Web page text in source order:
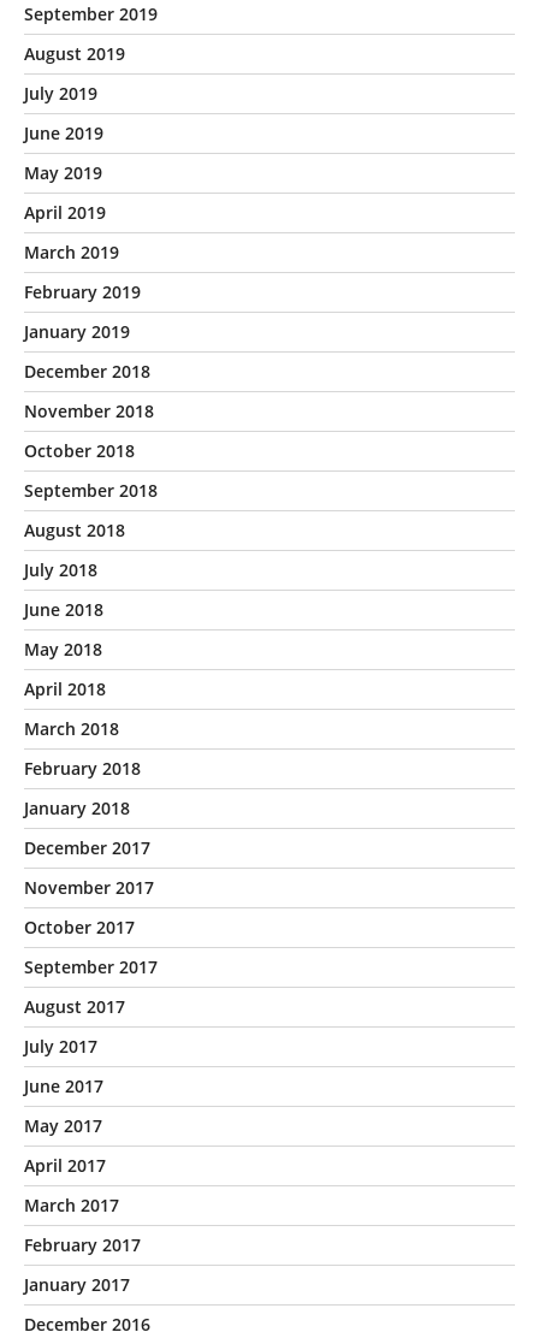
September 2019
August 2019
July 2019
June 2019
May 2019
April 2019
March 2019
February 2019
January 2019
December 2018
November 2018
October 2018
September 2018
August 2018
July 2018
June 2018
May 2018
April 2018
March 2018
February 2018
January 2018
December 2017
November 2017
October 2017
September 2017
August 2017
July 2017
June 2017
May 2017
April 2017
March 2017
February 2017
January 2017
December 2016